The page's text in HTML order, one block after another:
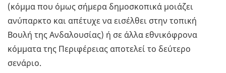
(κόμμα που όμως σήμερα δημοσκοπικά μοιάζει
ανύπαρκτο και απέτυχε να εισέλθει στην τοπική
Βουλή της Ανδαλουσίας) ή σε άλλα εθνικόφρονα
κόμματα της Περιφέρειας αποτελεί το δεύτερο
σενάριο.